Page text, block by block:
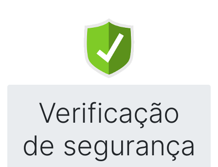
Verificação
de segurança